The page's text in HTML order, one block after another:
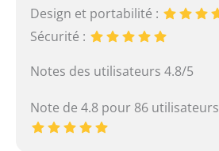
Design et portabilité :
Sécurité :
Notes des utilisateurs 4.8/5
Note de 4.8 pour 86 utilisateurs